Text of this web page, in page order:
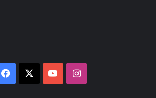
Facebook YouTubeInstagram